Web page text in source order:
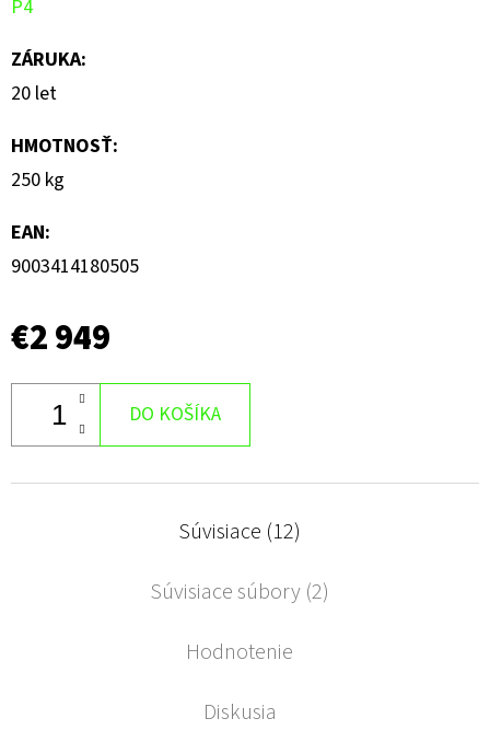
P4
ZÁRUKA:
20 let
HMOTNOSŤ:
250 kg
EAN:
9003414180505
€2 949
DO KOŠÍKA
Súvisiace (12)
Súvisiace súbory (2)
Hodnotenie
Diskusia